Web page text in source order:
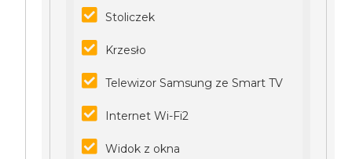
Stoliczek
Krzesło
Telewizor Samsung ze Smart TV
Internet Wi-Fi2
Widok z okna